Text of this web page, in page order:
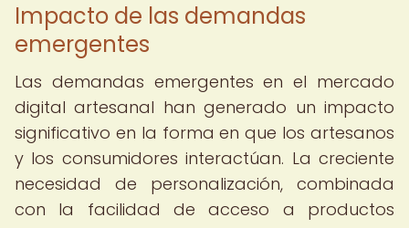
Impacto de las demandas
emergentes
Las demandas emergentes en el mercado
digital artesanal han generado un impacto
significativo en la forma en que los artesanos
y los consumidores interactúan. La creciente
necesidad de personalización, combinada
con la facilidad de acceso a productos